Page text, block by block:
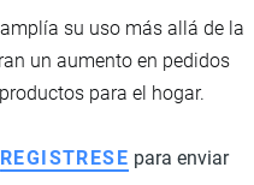
su uso más allá de la
un aumento en pedidos
para el hogar.
REGISTRESE para enviar